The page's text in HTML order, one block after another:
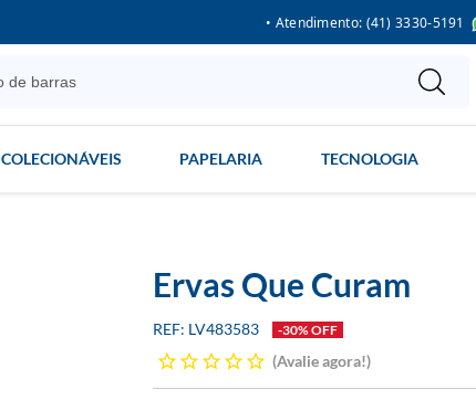
• Atendimento: (41) 3330-5191
COLECIONÁVEIS PAPELARIA TECNOLOGIA
Ervas Que Curam
LV483583 -30% OFF
Avalie agora!